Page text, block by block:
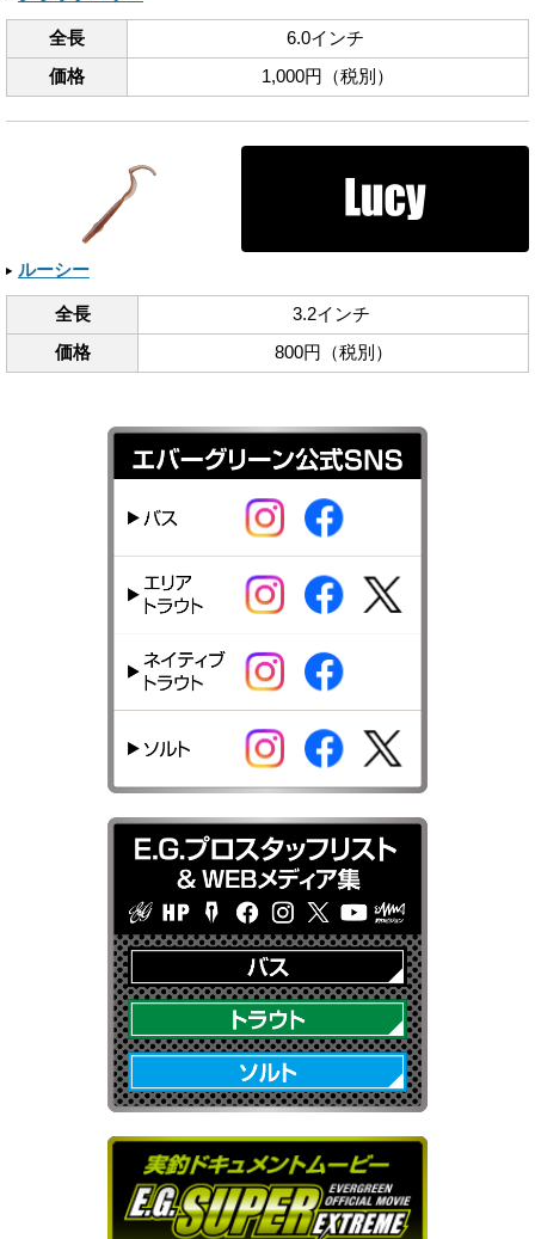
全長
6.0インチ
価格
1,000円（税別）
ルーシー
全長
3.2インチ
価格
800円（税別）